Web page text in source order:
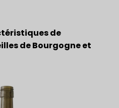
de
de Bourgogne et